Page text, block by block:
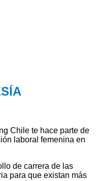
Chile te hace parte de
laboral femenina en
de carrera de las
para que existan más